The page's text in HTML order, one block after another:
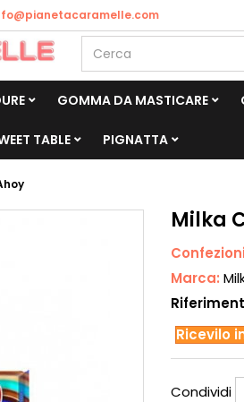
GOMMA DA MASTICARE
TABLE PIGNATTA
Milka
Marca:
Ricevilo
Condividi